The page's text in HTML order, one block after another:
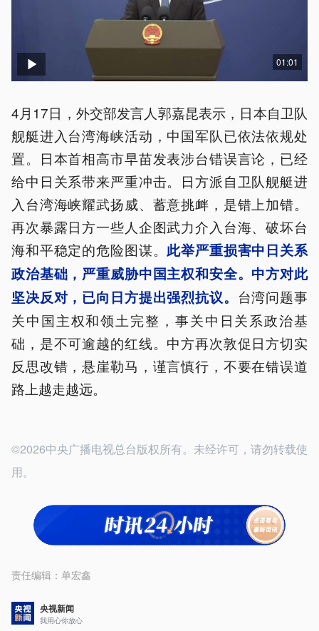
01:01
4月17日，外交部发言人郭嘉昆表示，日本自卫队
舰艇进入台湾海峡活动，中国军队已依法依规处
置。日本首相高市早苗发表涉台错误言论，已经
给中日关系带来严重冲击。日方派自卫队舰艇进
入台湾海峡耀武扬威、蓄意挑衅，是错上加错。
再次暴露日方一些人企图武力介入台海、破坏台
海和平稳定的危险图谋。 此举严重损害中日关系
政治基础，严重威胁中国主权和安全。中方对此
坚决反对，已向日方提出强烈抗议。 台湾问题事
关中国主权和领土完整，事关中日关系政治基
础，是不可逾越的红线。中方再次敦促日方切实
反思改错，悬崖勒马，谨言慎行，不要在错误道
路上越走越远。
©2026中央广播电视总台版权所有。未经许可，请勿转载使
用。
责任编辑： 单宏鑫
央视新闻
我用心你放心